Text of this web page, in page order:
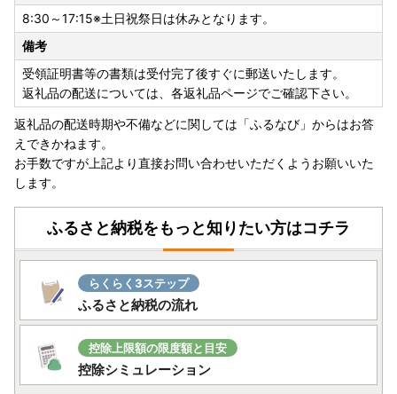
8:30～17:15※土日祝祭日は休みとなります。
備考
受領証明書等の書類は受付完了後すぐに郵送いたします。
返礼品の配送については、各返礼品ページでご確認下さい。
返礼品の配送時期や不備などに関しては「ふるなび」からはお答
えできかねます。
お手数ですが上記より直接お問い合わせいただくようお願いいた
します。
ふるさと納税をもっと知りたい方はコチラ
らくらく3ステップ
ふるさと納税の流れ
控除上限額の限度額と目安
控除シミュレーション